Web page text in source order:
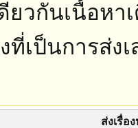
ยวกันเนื้อหา
ที่เป็นการส่ง
ส่งเรื่อ